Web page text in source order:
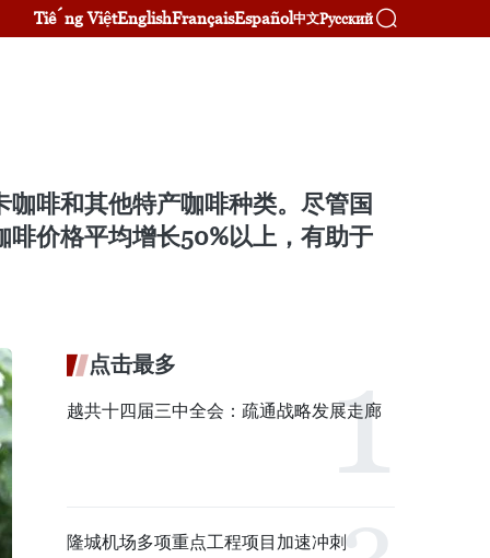
Tiếng ViệtEnglishFrançaisEspañol中文Русский
啡和其他特产咖啡种类。尽管国
价格平均增长50%以上，有助于
点击最多
越共十四届三中全会：疏通战略发展走廊
隆城机场多项重点工程项目加速冲刺